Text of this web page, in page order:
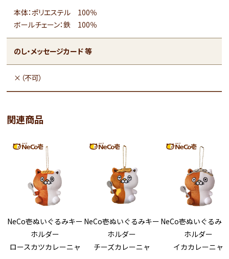
本体：ポリエステル 100％
ボールチェーン：鉄 100％
のし・メッセージカード 等
×（不可）
関連商品
NeCo壱ぬいぐるみキー
ホルダー
ロースカツカレーニャ
NeCo壱ぬいぐるみキー
ホルダー
チーズカレーニャ
NeCo壱ぬいぐるみ
ホルダー
イカカレーニャ